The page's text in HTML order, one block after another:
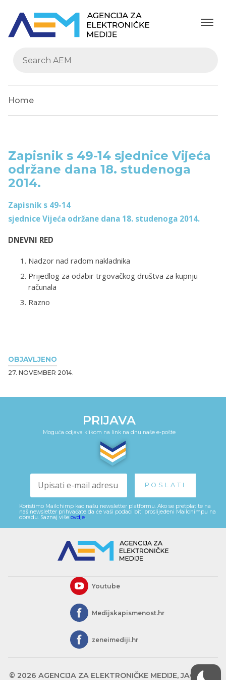
Home
OBJAVLJENO
27. NOVEMBER 2014.
Zapisnik s 49-14 sjednice Vijeća
održane dana 18. studenoga
2014.
Zapisnik s 49-14
sjednice Vijeća održane dana 18. studenoga 2014.
DNEVNI RED
Nadzor nad radom nakladnika
Prijedlog za odabir trgovačkog društva za kupnju
računala
Razno
PRIJAVA
Moguća odjava klikom na link na dnu naše e-pošte
Koristimo Mailchimp kao našu newsletter platformu. Ako se pretplatite na
naš newsletter prihvaćate da će vaši podaci biti proslijeđeni Mailchimpu na
obradu. Saznaj više ovdje.
Youtube
Medijskapismenost.hr
zeneimediji.hr
© 2026 AGENCIJA ZA ELEKTRONIČKE MEDIJE, JAGIĆEVA